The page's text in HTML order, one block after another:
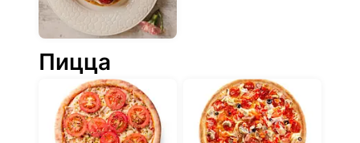
Пицца